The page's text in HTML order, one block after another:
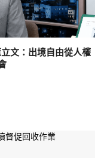
文：出境自由從人權